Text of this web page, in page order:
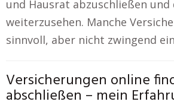
und Hausrat abzuschließen und
weiterzusehen. Manche
sinnvoll, aber nicht zwingend
Versicherungen online
abschließen – mein